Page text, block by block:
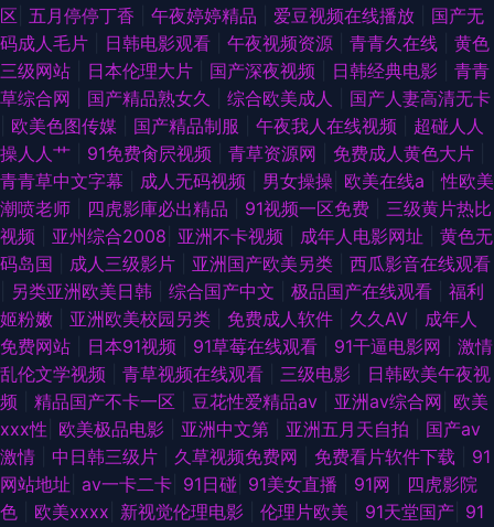
区 五月停停丁香 午夜婷婷精品 爱豆视频在线播放
国产无
码成人毛片
日韩电影观看 午夜视频资源 青青久在线
黄色
三级网站
日本伦理大片 国产深夜视频 日韩经典电影
青青
草综合网
国产精品熟女久 综合欧美成人
国产人妻高清无卡
欧美色图传媒 国产精品制服 午夜我人在线视频
超碰人人
操人人艹
91免费肏屄视频 青草资源网 免费成人黄色大片
青青草中文字幕
成人无码视频 男女操操 欧美在线a |性欧美
潮喷老师
四虎影庫必出精品 91视频一区免费
三级黄片热比
视频
亚州综合2008 亚洲不卡视频 成年人电影网址
黄色无
码岛国
成人三级影片 亚洲国产欧美另类
西瓜影音在线观看
另类亚洲欧美日韩 综合国产中文 极品国产在线观看
福利
姬粉嫩
亚洲欧美校园另类 免费成人软件 久久AV
成年人
免费网站
日本91视频 91草莓在线观看 91干逼电影网
激情
乱伦文学视频
青草视频在线观看 三级电影
日韩欧美午夜视
频
精品国产不卡一区 豆花性爱精品av 亚洲av综合网 欧美
xxx性 欧美极品电影 亚洲中文第 亚洲五月天自拍
国产aⅴ
激情
中日韩三级片 久草视频免费网 免费看片软件下载
91
网站地址 av一卡二卡 91日碰 91美女直播 91网
四虎影院
色
欧美xxxx 新视觉伦理电影 伦理片欧美 91天堂国产 91